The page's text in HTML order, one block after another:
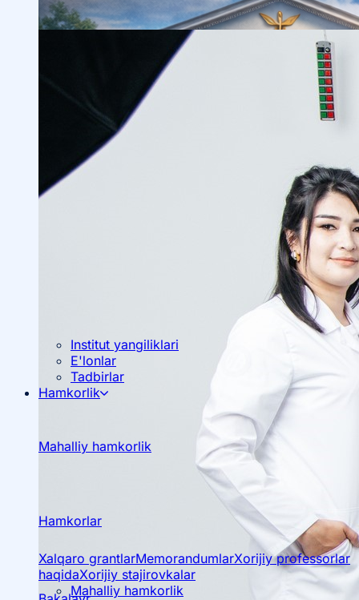
Institut yangiliklari
E'lonlar
Tadbirlar
Hamkorlik
Mahalliy hamkorlik
Hamkorlar
Xalqaro grantlarMemorandumlarXorijiy professorlar
haqidaXorijiy stajirovkalar
Mahalliy hamkorlik